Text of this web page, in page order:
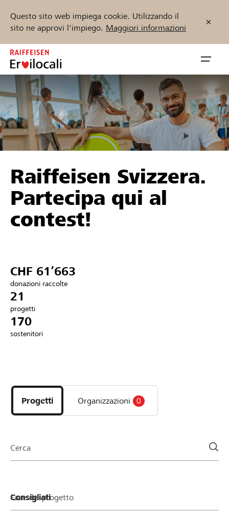
Questo sito web impiega cookie. Utilizzando il
sito ne approvi l'impiego. Maggiori informazioni
Zum
Inhalt
springen
öffnen
Sostenere
Aiuto & supporto
Collegarsi
Registrazione
Trova progetti e organizzazioni
Inizia ora
Raiffeisen Svizzera.
Partecipa qui al
contest!
CHF 61’663
donazioni raccolte
21
progetti
170
sostenitori
i
progetti
e
della
Progetti Organizzazioni 0
Cerca
Fase del progetto